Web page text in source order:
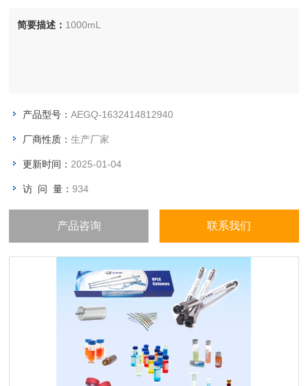
简要描述： 1000mL
产品型号：AEGQ-1632414812940
厂商性质：生产厂家
更新时间： 2025-01-04
访 问 量：934
产品咨询 联系我们